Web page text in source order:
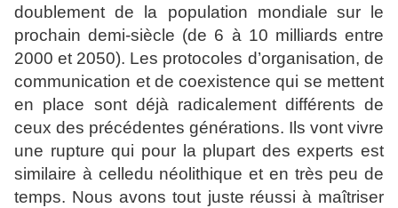
doublement de la population mondiale sur le
prochain demi-siècle (de 6 à 10 milliards entre
2000 et 2050). Les protocoles d’organisation, de
communication et de coexistence qui se mettent
en place sont déjà radicalement différents de
ceux des précédentes générations. Ils vont vivre
une rupture qui pour la plupart des experts est
similaire à celledu néolithique et en très peu de
temps. Nous avons tout juste réussi à maîtriser